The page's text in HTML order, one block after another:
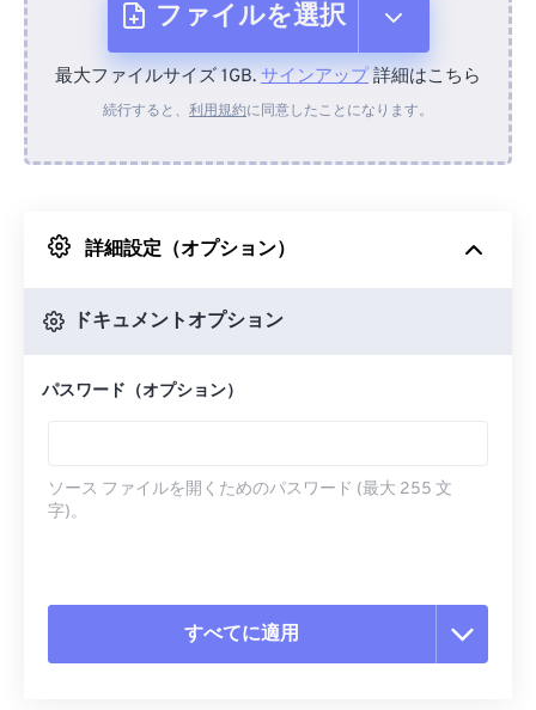
ファイルを選択
デバイスから
Googleドライブから
最大ファイルサイズ 1GB. サインアップ詳細はこちら
続行すると、 利用規約に同意したことになります。
詳細設定（オプション）
ドキュメントオプション
パスワード（オプション）
ソース ファイルを開くためのパスワード (最大 255 文
字)。
すべてに適用